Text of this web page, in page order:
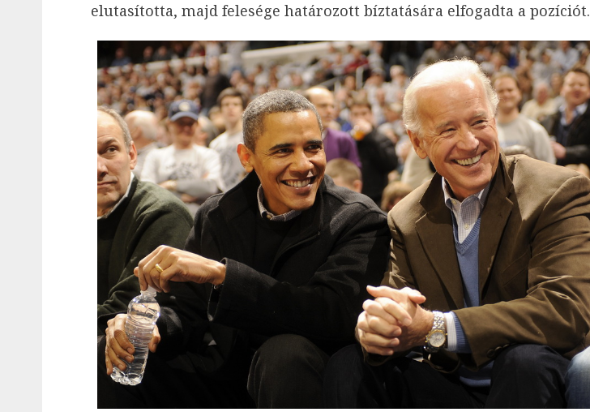
elutasította, majd felesége határozott bíztatására elfogadta a pozíciót.